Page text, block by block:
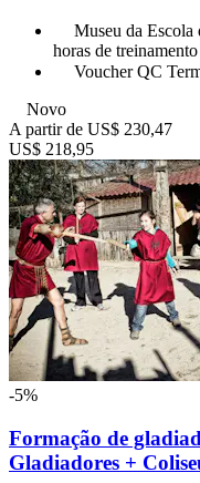
Museu da Escola
horas de
Voucher QC
Novo
A partir de US$ 230,47
US$ 218,95
-5%
Formação de
Gladiadores +